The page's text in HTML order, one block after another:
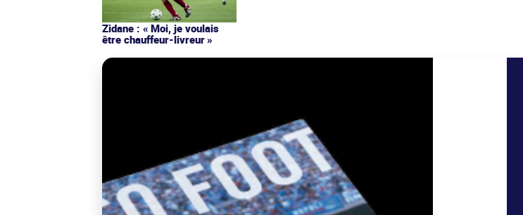
Zidane : « Moi, je voulais
être chauffeur-livreur »